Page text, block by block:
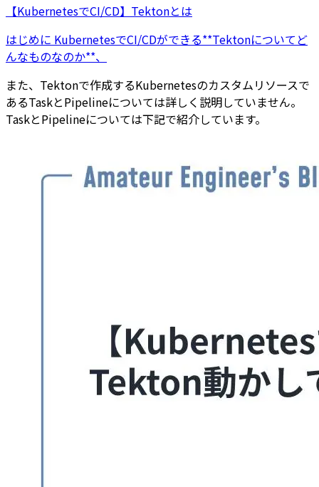
【KubernetesでCI/CD】Tektonとは
はじめに KubernetesでCI/CDができる**Tektonについてど
んなものなのか**、
また、Tektonで作成するKubernetesのカスタムリソースで
あるTaskとPipelineについては詳しく説明していません。
TaskとPipelineについては下記で紹介しています。